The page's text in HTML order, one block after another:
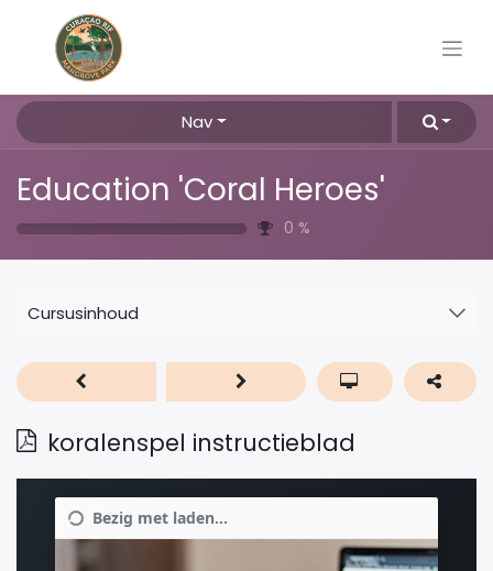
Nav
Education 'Coral Heroes'
0 %
Cursusinhoud
koralenspel instructieblad